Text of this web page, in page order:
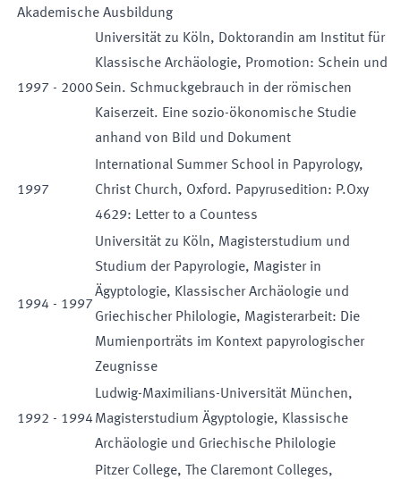
Akademische Ausbildung
1997 - 2000
Universität zu Köln, Doktorandin am Institut für
Klassische Archäologie, Promotion: Schein und
Sein. Schmuckgebrauch in der römischen
Kaiserzeit. Eine sozio-ökonomische Studie
anhand von Bild und Dokument
1997
International Summer School in Papyrology,
Christ Church, Oxford. Papyrusedition: P.Oxy
4629: Letter to a Countess
1994 - 1997
Universität zu Köln, Magisterstudium und
Studium der Papyrologie, Magister in
Ägyptologie, Klassischer Archäologie und
Griechischer Philologie, Magisterarbeit: Die
Mumienporträts im Kontext papyrologischer
Zeugnisse
1992 - 1994
Ludwig-Maximilians-Universität München,
Magisterstudium Ägyptologie, Klassische
Archäologie und Griechische Philologie
Pitzer College, The Claremont Colleges,